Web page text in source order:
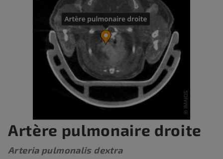
Artère pulmonaire droite
Arteria pulmonalis dextra